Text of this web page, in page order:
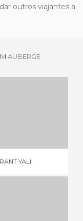
outros viajantes a
AUBERGE
YALI